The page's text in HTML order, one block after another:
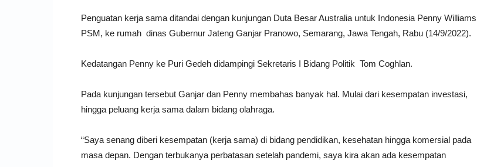
Penguatan kerja sama ditandai dengan kunjungan Duta Besar Australia untuk Indonesia Penny Williams
PSM, ke rumah dinas Gubernur Jateng Ganjar Pranowo, Semarang, Jawa Tengah, Rabu (14/9/2022).
Kedatangan Penny ke Puri Gedeh didampingi Sekretaris I Bidang Politik Tom Coghlan.
Pada kunjungan tersebut Ganjar dan Penny membahas banyak hal. Mulai dari kesempatan investasi,
hingga peluang kerja sama dalam bidang olahraga.
“Saya senang diberi kesempatan (kerja sama) di bidang pendidikan, kesehatan hingga komersial pada
masa depan. Dengan terbukanya perbatasan setelah pandemi, saya kira akan ada kesempatan